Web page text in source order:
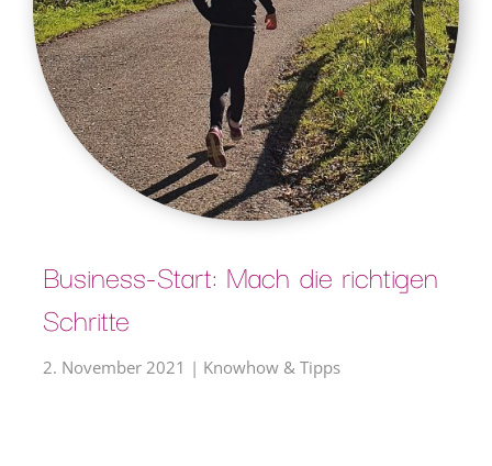
Business-Start: Mach die richtigen
Schritte
2. November 2021 | Knowhow & Tipps